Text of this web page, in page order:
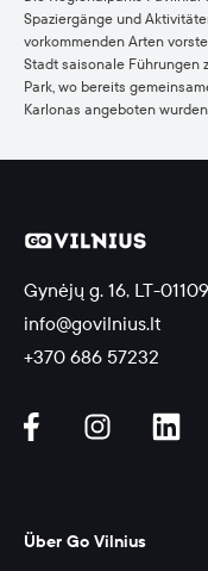
Spaziergänge und
vorkommenden Arten
Stadt saisonale Führungen
Park, wo bereits
Karlonas angeboten
Gynėjų g. 16, LT-
info@govilnius.lt
+370 686 57232
Über Go Vilnius